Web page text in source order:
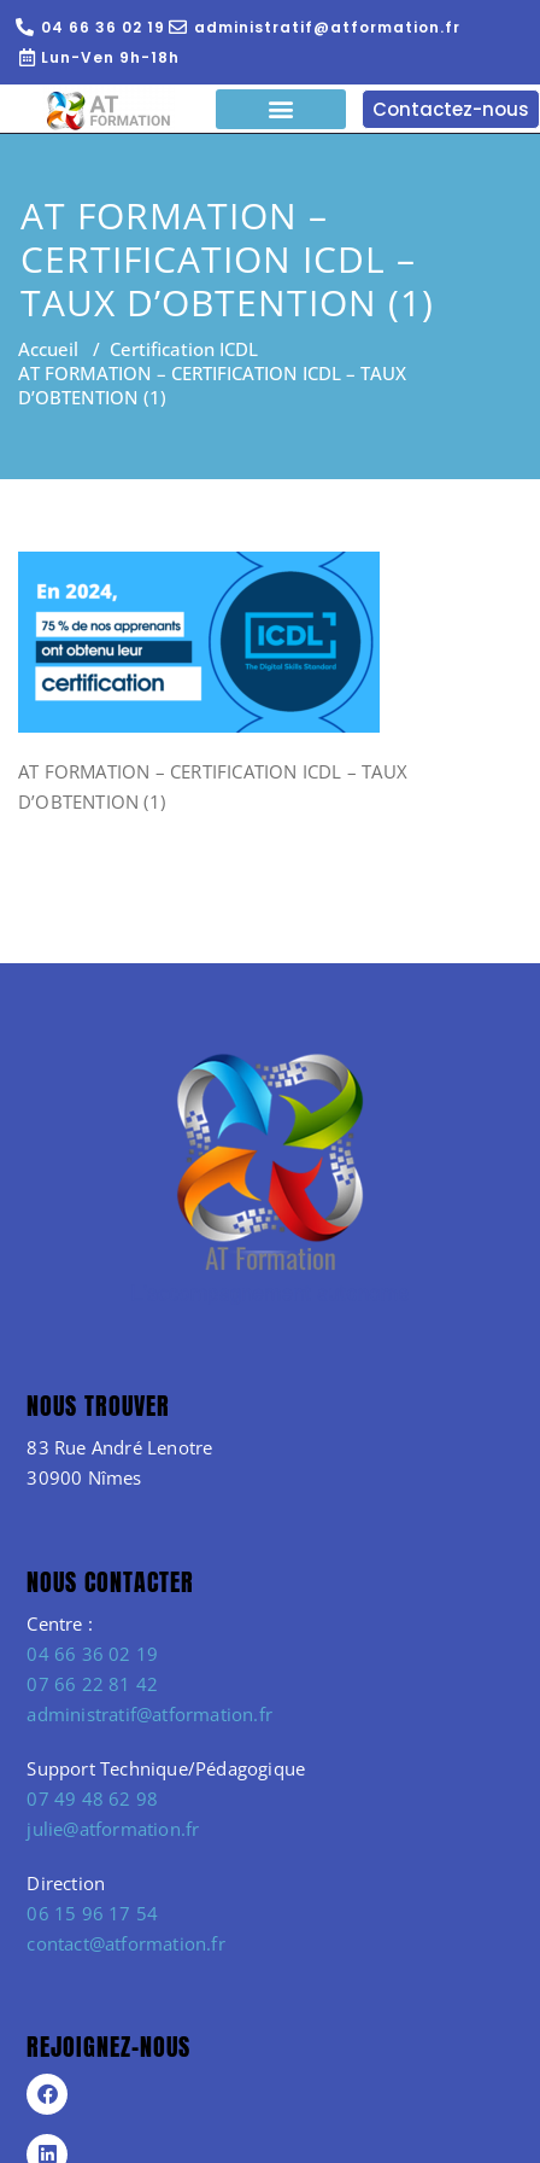
04 66 36 02 19
administratif@atformation.fr
Lun-Ven 9h-18h
Contactez-nous
AT FORMATION –
CERTIFICATION ICDL –
TAUX D’OBTENTION (1)
Accueil / Certification ICDL
AT FORMATION – CERTIFICATION ICDL – TAUX
D’OBTENTION (1)
AT FORMATION – CERTIFICATION ICDL – TAUX
D’OBTENTION (1)
NOUS TROUVER
83 Rue André Lenotre
30900 Nîmes
NOUS CONTACTER
Centre :
04 66 36 02 19
07 66 22 81 42
administratif@atformation.fr
Support Technique/Pédagogique
07 49 48 62 98
julie@atformation.fr
Direction
06 15 96 17 54
contact@atformation.fr
REJOIGNEZ-NOUS